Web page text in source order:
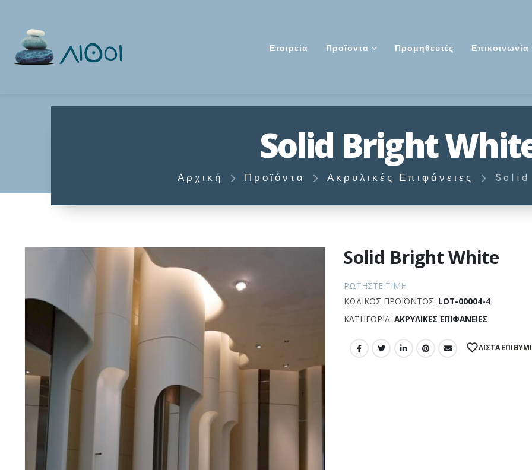
Εταιρεία Προϊόντα Προμηθευτές Επικοινωνία
Solid Bright
Αρχική Προϊόντα Ακρυλικές Επιφάνειες
Solid Bright White
ΡΩΤΉΣΤΕ ΤΙΜΉ
ΚΩΔΙΚΌΣ ΠΡΟΪΌΝΤΟΣ: LOT-00004-4
ΚΑΤΗΓΟΡΊΑ:ΑΚΡΥΛΙΚΈΣ ΕΠΙΦΆΝΕΙΕΣ
ΛΊΣΤΑ